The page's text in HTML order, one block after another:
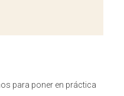
para poner en práctica